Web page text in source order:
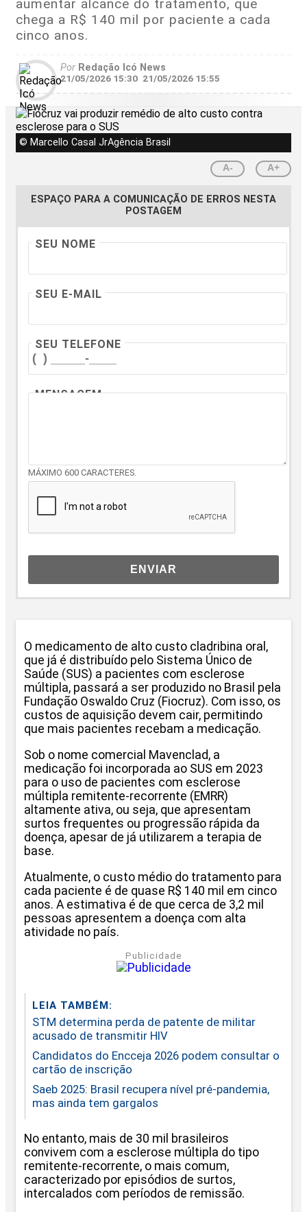
aumentar alcance do tratamento, que
chega a R$ 140 mil por paciente a cada
cinco anos.
Por Redação Icó News
21/05/2026 15:30 21/05/2026 15:55
© Marcello Casal JrAgência Brasil
A- A+
ESPAÇO PARA A COMUNICAÇÃO DE ERROS NESTA
POSTAGEM
SEU NOME
SEU E-MAIL
SEU TELEFONE
MENSAGEM
MÁXIMO 600 CARACTERES.
ENVIAR
O medicamento de alto custo cladribina oral,
que já é distribuído pelo Sistema Único de
Saúde (SUS) a pacientes com esclerose
múltipla, passará a ser produzido no Brasil pela
Fundação Oswaldo Cruz (Fiocruz). Com isso, os
custos de aquisição devem cair, permitindo
que mais pacientes recebam a medicação.
Sob o nome comercial Mavenclad, a
medicação foi incorporada ao SUS em 2023
para o uso de pacientes com esclerose
múltipla remitente-recorrente (EMRR)
altamente ativa, ou seja, que apresentam
surtos frequentes ou progressão rápida da
doença, apesar de já utilizarem a terapia de
base.
Atualmente, o custo médio do tratamento para
cada paciente é de quase R$ 140 mil em cinco
anos. A estimativa é de que cerca de 3,2 mil
pessoas apresentem a doença com alta
atividade no país.
Publicidade
LEIA TAMBÉM:
STM determina perda de patente de militar
acusado de transmitir HIV
Candidatos do Encceja 2026 podem consultar o
cartão de inscrição
Saeb 2025: Brasil recupera nível pré-pandemia,
mas ainda tem gargalos
No entanto, mais de 30 mil brasileiros
convivem com a esclerose múltipla do tipo
remitente-recorrente, o mais comum,
caracterizado por episódios de surtos,
intercalados com períodos de remissão.